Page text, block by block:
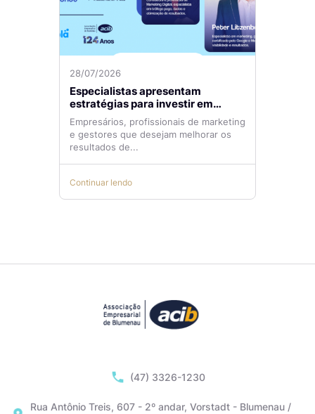
28/07/2026
Especialistas apresentam
estratégias para investir em
tráfego pago com mais eficiência
Empresários, profissionais de marketing
e gestores que desejam melhorar os
resultados de...
Continuar lendo
(47) 3326-1230
Rua Antônio Treis, 607 - 2º andar, Vorstadt - Blumenau /